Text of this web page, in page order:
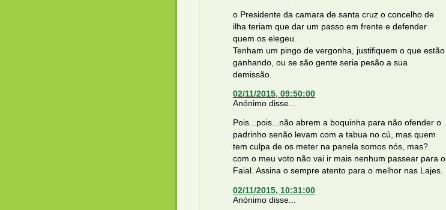
o Presidente da camara de santa cruz o concelho de
ilha teriam que dar um passo em frente e defender
quem os elegeu.
Tenham um pingo de vergonha, justifiquem o que estão
ganhando, ou se são gente seria pesão a sua
demissão.
02/11/2015, 09:50:00
Anónimo disse...
Pois...pois...não abrem a boquinha para não ofender o
padrinho senão levam com a tabua no cú, mas quem
tem culpa de os meter na panela somos nós, mas?
com o meu voto não vai ir mais nenhum passear para o
Faial. Assina o sempre atento para o melhor nas Lajes.
02/11/2015, 10:31:00
Anónimo disse...